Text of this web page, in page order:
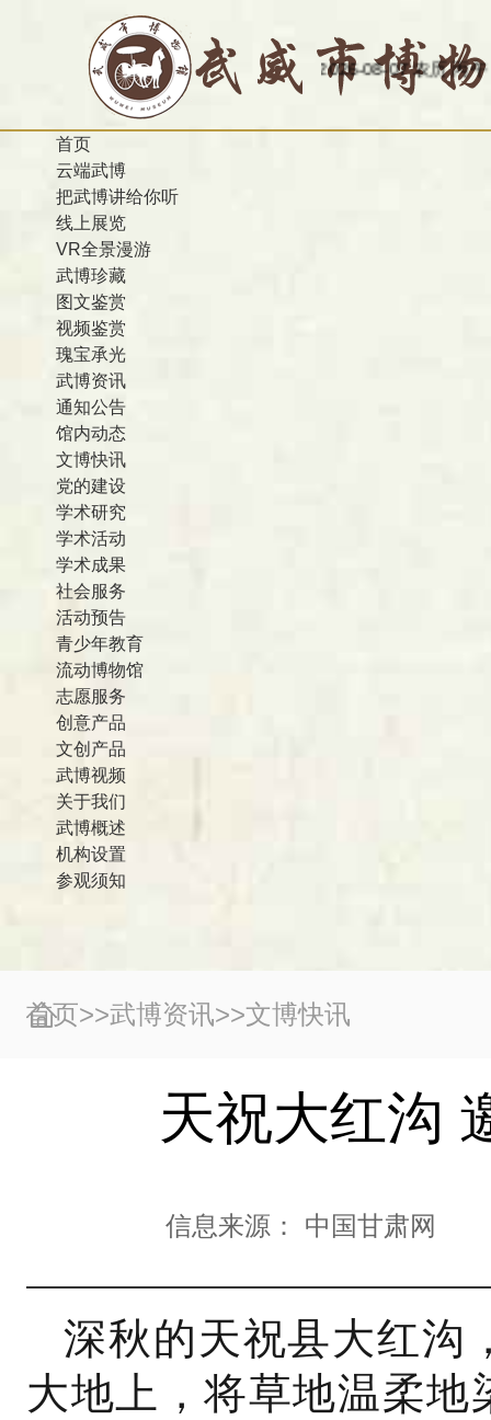
今天是：2026-08-07 农历 丙午 星期五欢迎
首页
云端武博
把武博讲给你听
线上展览
VR全景漫游
武博珍藏
图文鉴赏
视频鉴赏
瑰宝承光
武博资讯
通知公告
馆内动态
文博快讯
党的建设
学术研究
学术活动
学术成果
社会服务
活动预告
青少年教育
流动博物馆
志愿服务
创意产品
文创产品
武博视频
关于我们
武博概述
机构设置
参观须知
首页>>武博资讯>>文博快讯
天祝大红沟
信息来源： 中国甘肃网
深秋的天祝县大红沟
大地上，将草地温柔